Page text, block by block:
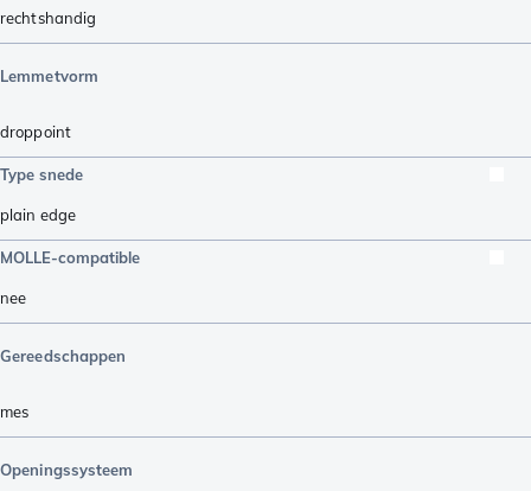
rechtshandig
Lemmetvorm
droppoint
Type snede
plain edge
MOLLE-compatible
nee
Gereedschappen
mes
Openingssysteem